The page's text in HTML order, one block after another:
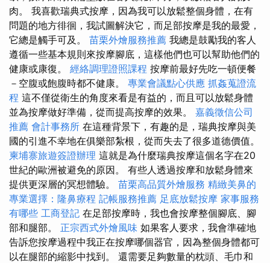
肉。 我喜歡瑞典式按摩，因為我可以放鬆整個身體，在有
問題的地方徘徊，我試圖解決它，而足部按摩是我的最愛，
它總是觸手可及。 苗栗外燴服務推薦 我總是鼓勵我的客人
遵循一些基本規則來按摩腳底，這樣他們也可以幫助他們的
健康或康復。 經絡調理證照課程 按摩前最好先吃一頓便餐
－空腹或飽腹時都不健康。 專業會議點心供應 抓姦蒐證流
程 這不僅從衛生的角度來看是有益的，而且可以放鬆身體
並為按摩做好準備，從而提高按摩的效果。 嘉義徵信公司
推薦 會計事務所 在這種背景下，有趣的是，瑞典按摩與美
國的引進不幸地在俱樂部紮根，從而失去了很多道德價值。
柬埔寨旅遊簽證辦理 這就是為什麼瑞典按摩這個名字在20
世紀的歐洲被避免的原因。 有些人透過按摩和放鬆身體來
提供更深層的冥想體驗。 苗栗高品質外燴服務 精緻美鼻的
專業選擇：隆鼻療程 記帳服務推薦 足底放鬆按摩 家事服務
有哪些 工商登記 在足部按摩時，我也會按摩整個腳底、腳
部和腿部。 正宗西式外燴風味 如果客人要求，我會準確地
告訴您按摩過程中我正在按摩哪個器官，因為整個身體都可
以在腿部的縮影中找到。 還需要足夠數量的枕頭、毛巾和